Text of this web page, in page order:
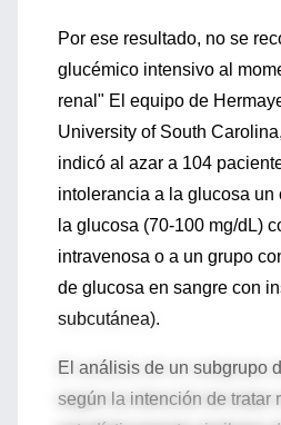
Por ese resultado, no se
glucémico intensivo al
renal" El equipo de
University of South
indicó al azar a 104
intolerancia a la glucosa un
la glucosa (70-100 mg/dL)
intravenosa o a un grupo
de glucosa en sangre con
subcutánea).
El análisis de un subgrupo
según la intención de tratar